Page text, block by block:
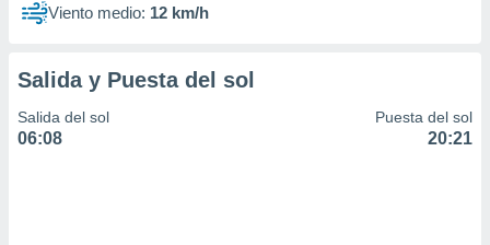
Viento medio: 12 km/h
Salida y Puesta del sol
Salida del sol
06:08
Puesta del sol
20:21